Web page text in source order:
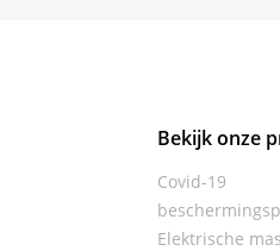
Bekijk onze
Covid-19
Elektrische